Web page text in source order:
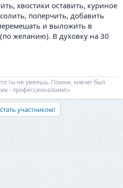
хвостики оставить, куриное
поперчить, добавить
и выложить в
желанию). В духовку на 30
ты не умеешь. Помни, ковчег был
- профессионалами!»
участником!